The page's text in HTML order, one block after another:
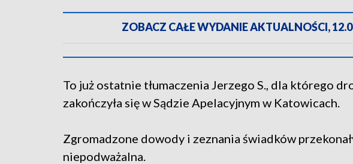
ZOBACZ CAŁE WYDANIE AKTUALNOŚCI,
To już ostatnie tłumaczenia Jerzego S., dla którego
zakończyła się w Sądzie Apelacyjnym w Katowicach.
Zgromadzone dowody i zeznania świadków
niepodważalna.